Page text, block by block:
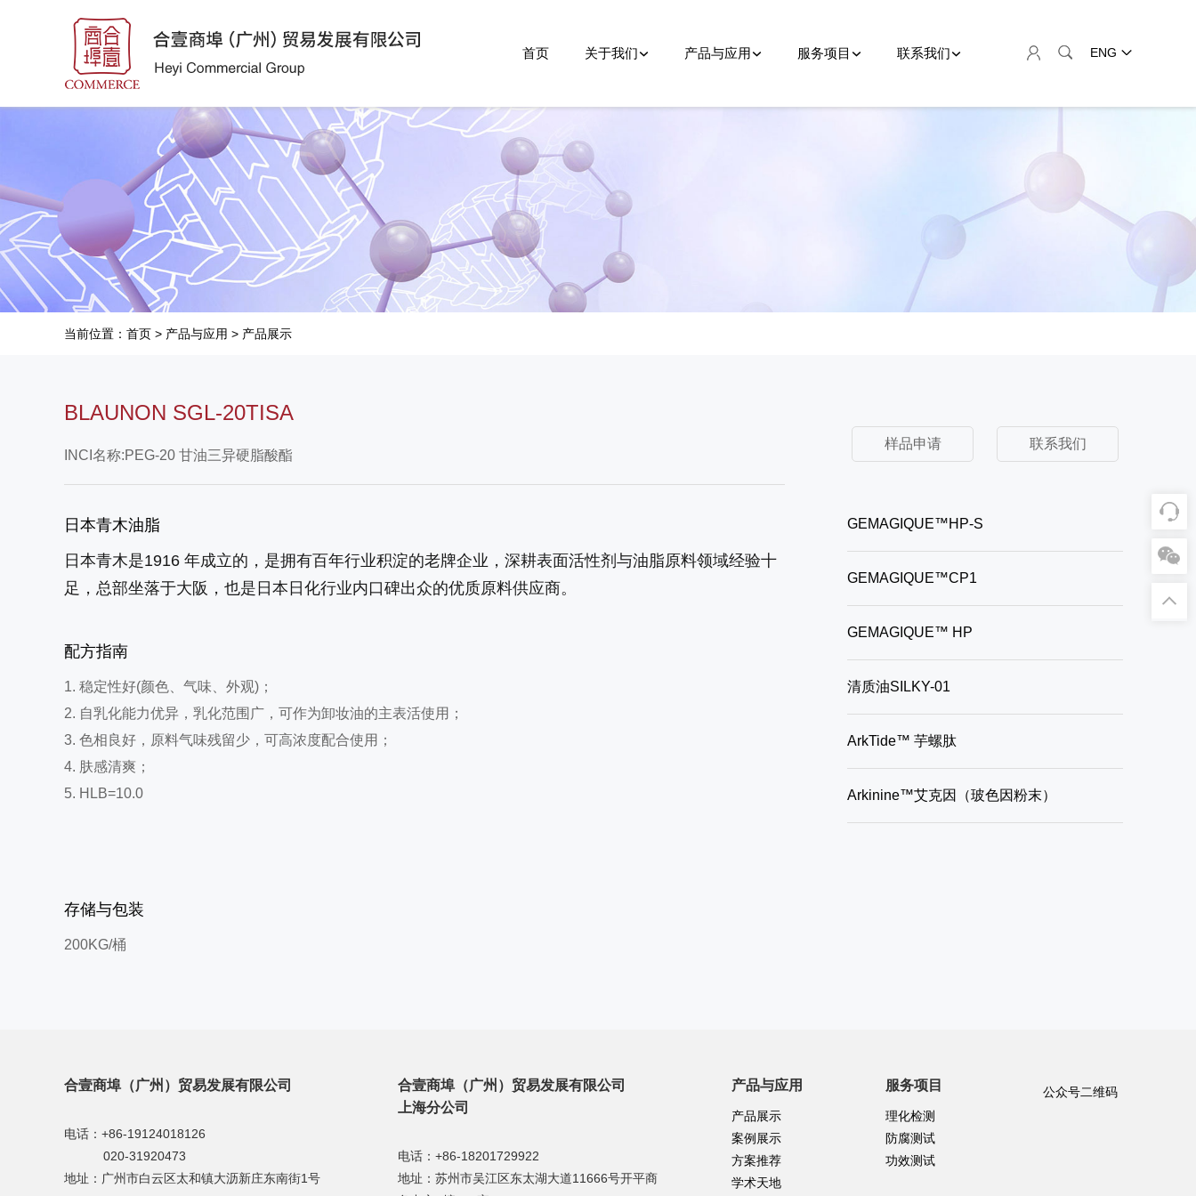
ENG
首页 关于我们 产品与应用 服务项目 联系我们
当前位置： 首页 > 产品与应用 > 产品展示
BLAUNON SGL-20TISA
INCI名称:PEG-20 甘油三异硬脂酸酯
日本青木油脂
日本青木是1916 年成立的，是拥有百年行业积淀的老牌企业，深耕表面活性剂与油脂原料领域经验十
足，总部坐落于大阪，也是日本日化行业内口碑出众的优质原料供应商。
配方指南
1. 稳定性好(颜色、气味、外观)；
2. 自乳化能力优异，乳化范围广，可作为卸妆油的主表活使用；
3. 色相良好，原料气味残留少，可高浓度配合使用；
4. 肤感清爽；
5. HLB=10.0
存储与包装
200KG/桶
样品申请 联系我们
GEMAGIQUE™HP-S
GEMAGIQUE™CP1
GEMAGIQUE™ HP
清质油SILKY-01
ArkTide™ 芋螺肽
Arkinine™艾克因（玻色因粉末）
合壹商埠（广州）贸易发展有限公司
电话：+86-19124018126
020-31920473
地址：广州市白云区太和镇大沥新庄东南街1号
合壹商埠（广州）贸易发展有限公司
上海分公司
电话：+86-18201729922
地址：苏州市吴江区东太湖大道11666号开平商
产品与应用
产品展示
案例展示
方案推荐
学术天地
服务项目
理化检测
防腐测试
功效测试
公众号二维码